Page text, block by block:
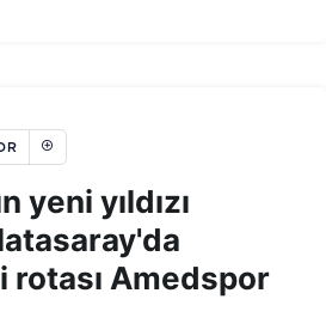
yeni yıldızı
rotası Amedspor